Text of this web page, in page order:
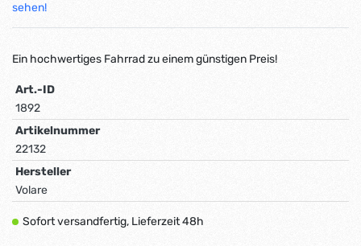
sehen!
Ein hochwertiges Fahrrad zu einem günstigen Preis!
Art.-ID
1892
Artikelnummer
22132
Hersteller
Volare
Sofort versandfertig, Lieferzeit 48h